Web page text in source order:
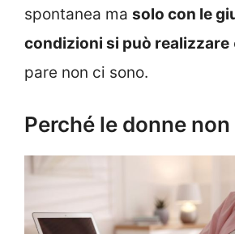
spontanea ma solo con le
condizioni si può realizzare
pare non ci sono.
Perché le donne